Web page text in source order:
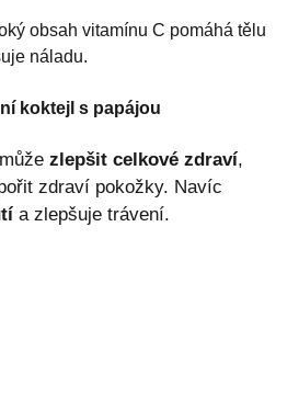
obsah vitamínu C pomáhá tělu
náladu.
koktejl s papájou
zlepšit celkové zdraví,
zdraví pokožky. Navíc
a zlepšuje trávení.